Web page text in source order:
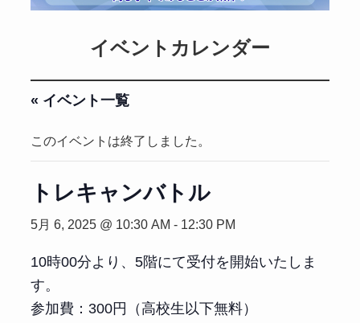
イベントカレンダー
« イベント一覧
このイベントは終了しました。
トレキャンバトル
5月 6, 2025 @ 10:30 AM - 12:30 PM
10時00分より、5階にて受付を開始いたしま
す。
参加費：300円（高校生以下無料）